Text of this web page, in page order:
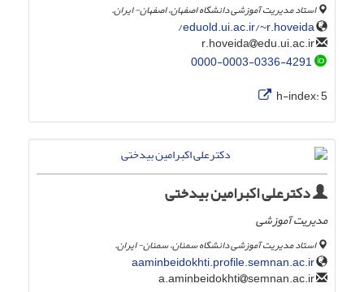
استاد مدیریت آموزشی دانشگاه اصفهان، اصفهان- ایران.
eduold.ui.ac.ir/~r.hoveida/
edu.ui.ac.ir
0000-0003-0336-4291
h-index:5
دکترعلی اکبرامین بیدختی
مدیریت آموزشی
استاد مدیریت آموزشی دانشگاه سمنان، سمنان- ایران.
aaminbeidokhti.profile.semnan.ac.ir
semnan.ac.ir